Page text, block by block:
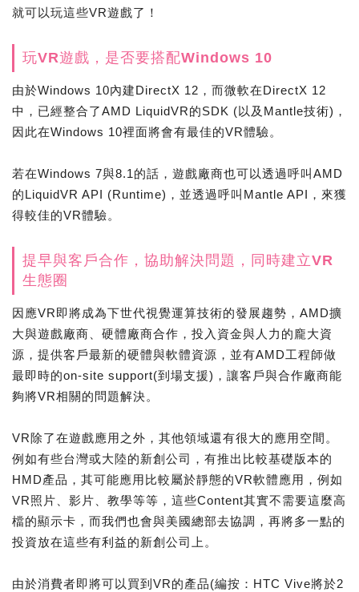
就可以玩這些VR遊戲了！
玩VR遊戲，是否要搭配Windows 10
由於Windows 10內建DirectX 12，而微軟在DirectX 12
中，已經整合了AMD LiquidVR的SDK (以及Mantle技術)，
因此在Windows 10裡面將會有最佳的VR體驗。
若在Windows 7與8.1的話，遊戲廠商也可以透過呼叫AMD
的LiquidVR API (Runtime)，並透過呼叫Mantle API，來獲
得較佳的VR體驗。
提早與客戶合作，協助解決問題，同時建立VR
生態圈
因應VR即將成為下世代視覺運算技術的發展趨勢，AMD擴
大與遊戲廠商、硬體廠商合作，投入資金與人力的龐大資
源，提供客戶最新的硬體與軟體資源，並有AMD工程師做
最即時的on-site support(到場支援)，讓客戶與合作廠商能
夠將VR相關的問題解決。
VR除了在遊戲應用之外，其他領域還有很大的應用空間。
例如有些台灣或大陸的新創公司，有推出比較基礎版本的
HMD產品，其可能應用比較屬於靜態的VR軟體應用，例如
VR照片、影片、教學等等，這些Content其實不需要這麼高
檔的顯示卡，而我們也會與美國總部去協調，再將多一點的
投資放在這些有利益的新創公司上。
由於消費者即將可以買到VR的產品(編按：HTC Vive將於2